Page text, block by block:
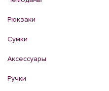
Рюкзаки
Сумки
Аксессуары
Ручки